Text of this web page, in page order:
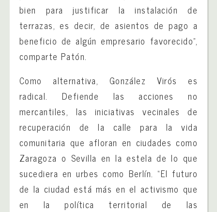
bien para justificar la instalación de
terrazas, es decir, de asientos de pago a
beneficio de algún empresario favorecido”,
comparte Patón.
Como alternativa, González Virós es
radical. Defiende las acciones no
mercantiles, las iniciativas vecinales de
recuperación de la calle para la vida
comunitaria que afloran en ciudades como
Zaragoza o Sevilla en la estela de lo que
sucediera en urbes como Berlín. “El futuro
de la ciudad está más en el activismo que
en la política territorial de las